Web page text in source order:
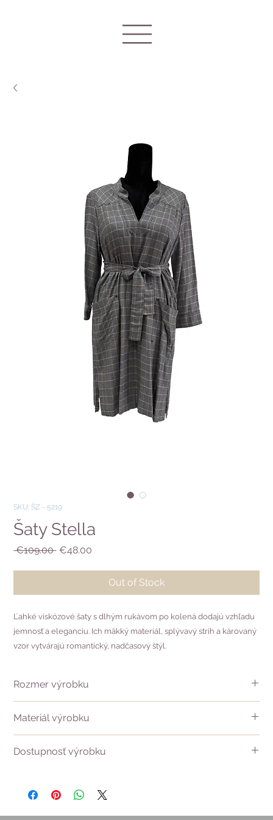
SKU: ŠZ - 5219
Šaty Stella
€109.00 Regular
€48.00
Out of Stock
Ľahké viskózové šaty s dlhým rukávom po kolená dodajú vzhľadu
jemnosť a eleganciu. Ich mäkký materiál, splývavý strih a károvaný
vzor vytvárajú romantický, nadčasový štýl.
Rozmer výrobku
Dĺžka chrbta - 96 cm
Dĺžka rukáva - 51 cm
Obvod hrudníka - 92cm
Materiál výrobku
Dostupnosť výrobku